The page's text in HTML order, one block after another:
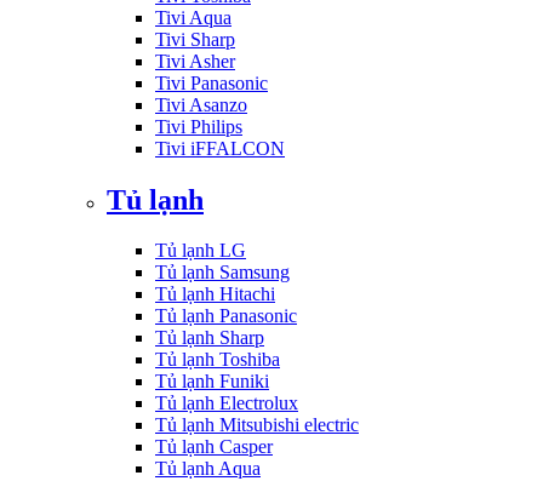
Tivi Aqua
Tivi Sharp
Tivi Asher
Tivi Panasonic
Tivi Asanzo
Tivi Philips
Tivi iFFALCON
Tủ lạnh
Tủ lạnh LG
Tủ lạnh Samsung
Tủ lạnh Hitachi
Tủ lạnh Panasonic
Tủ lạnh Sharp
Tủ lạnh Toshiba
Tủ lạnh Funiki
Tủ lạnh Electrolux
Tủ lạnh Mitsubishi electric
Tủ lạnh Casper
Tủ lạnh Aqua